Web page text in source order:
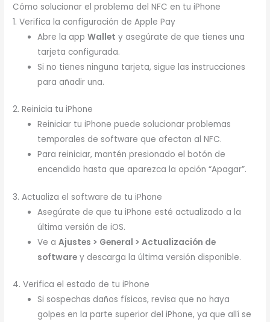
Cómo solucionar el problema del NFC en tu iPhone
1. Verifica la configuración de Apple Pay
Abre la appWallet y asegúrate de que tienes una
tarjeta configurada.
Si no tienes ninguna tarjeta, sigue las instrucciones
para añadir una.
2. Reinicia tu iPhone
Reiniciar tu iPhone puede solucionar problemas
temporales de software que afectan al NFC.
Para reiniciar, mantén presionado el botón de
encendido hasta que aparezca la opción “Apagar”.
3. Actualiza el software de tu iPhone
Asegúrate de que tu iPhone esté actualizado a la
última versión de iOS.
Ve aAjustes > General > Actualización de
software y descarga la última versión disponible.
4. Verifica el estado de tu iPhone
Si sospechas daños físicos, revisa que no haya
golpes en la parte superior del iPhone, ya que allí se